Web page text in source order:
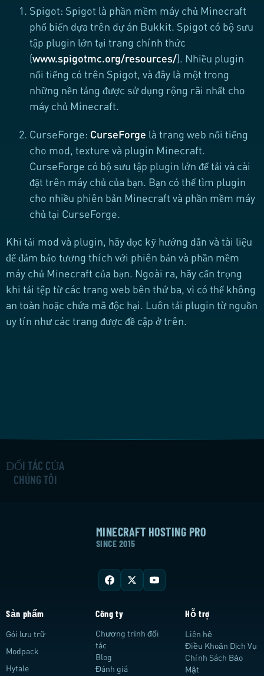
Spigot: Spigot là phần mềm máy chủ Minecraft
phổ biến dựa trên dự án Bukkit. Spigot có bộ sưu
tập plugin lớn tại trang chính thức
(www.spigotmc.org/resources/). Nhiều plugin
nổi tiếng có trên Spigot, và đây là một trong
những nền tảng được sử dụng rộng rãi nhất cho
máy chủ Minecraft.
CurseForge: CurseForge là trang web nổi tiếng
cho mod, texture và plugin Minecraft.
CurseForge có bộ sưu tập plugin lớn để tải và cài
đặt trên máy chủ của bạn. Bạn có thể tìm plugin
cho nhiều phiên bản Minecraft và phần mềm máy
chủ tại CurseForge.
Khi tải mod và plugin, hãy đọc kỹ hướng dẫn và tài liệu
để đảm bảo tương thích với phiên bản và phần mềm
máy chủ Minecraft của bạn. Ngoài ra, hãy cẩn trọng
khi tải tệp từ các trang web bên thứ ba, vì có thể không
an toàn hoặc chứa mã độc hại. Luôn tải plugin từ nguồn
uy tín như các trang được đề cập ở trên.
ĐỐI TÁC CỦA
CHÚNG TÔI
MINECRAFT HOSTING PRO
SINCE 2015
Sản phẩm
Gói lưu trữ
Modpack
Hytale
Công ty
Chương trình đối
tác
Blog
Đánh giá
Hỗ trợ
Liên hệ
Điều Khoản Dịch Vụ
Chính Sách Bảo
Mật